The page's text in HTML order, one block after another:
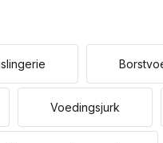
Voedingsjurk